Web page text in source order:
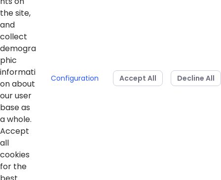
Sobre o blog
the site,
and
collect
demogra
phic
informati
on about
our user
base as
a whole.
Accept
all
cookies
for the
Configuration Accept All Decline All